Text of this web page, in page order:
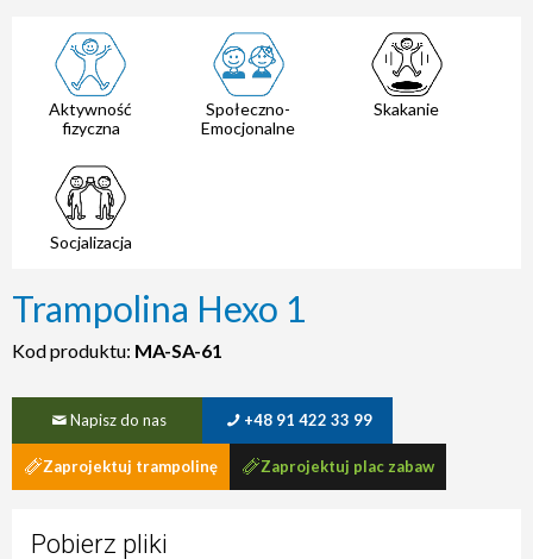
Aktywność
fizyczna
Społeczno-
Emocjonalne
Skakanie
Socjalizacja
Trampolina Hexo 1
Kod produktu: MA-SA-61
Napisz do nas +48 91 422 33 99
Zaprojektuj trampolinę Zaprojektuj plac zabaw
Pobierz pliki